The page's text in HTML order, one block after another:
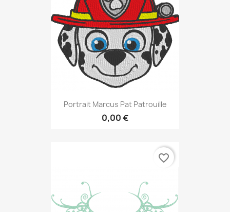
Portrait Marcus Pat Patrouille
0,00 €
favorite_border